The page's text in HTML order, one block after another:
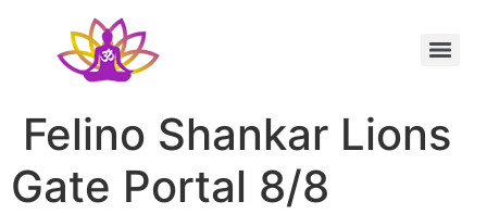
Felino Shankar Lions
Gate Portal 8/8